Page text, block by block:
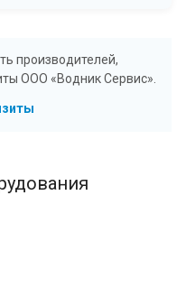
производителей,
ООО «Водник Сервис».